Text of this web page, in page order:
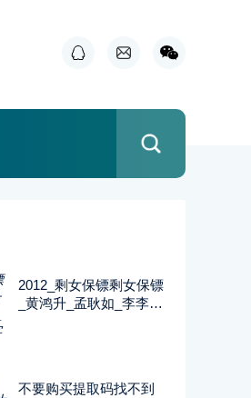
2012_剩女保镖剩女保镖
_黄鸿升_孟耿如_李李仁
不要购买提取码找不到